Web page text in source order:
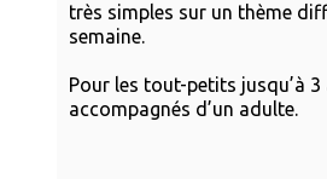
très simples sur un thème
semaine.
Pour les tout-petits jusqu’à 3
accompagnés d’un adulte.